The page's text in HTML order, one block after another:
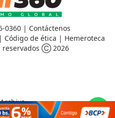
0360 | Contáctenos
Código de ética | Hemeroteca
reservados Ⓒ 2026
Archivo
byTroop